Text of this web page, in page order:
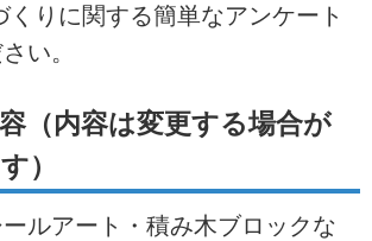
りに関する簡単なアンケート
い。
（内容は変更する場合が
）
ルアート・積み木ブロックな